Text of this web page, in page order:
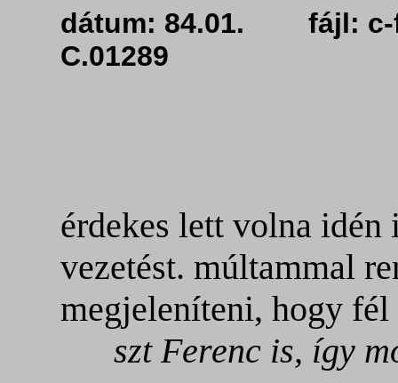
dátum: 84.01. fájl:
C.01289
érdekes lett volna
vezetést. múltammal
megjeleníteni, hogy
szt Ferenc is, így